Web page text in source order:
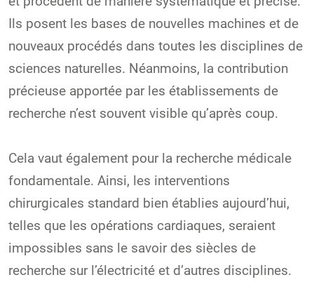
Ils posent les bases de nouvelles machines et de
nouveaux procédés dans toutes les disciplines de
sciences naturelles. Néanmoins, la contribution
précieuse apportée par les établissements de
recherche n’est souvent visible qu’après coup.
Cela vaut également pour la recherche médicale
fondamentale. Ainsi, les interventions
chirurgicales standard bien établies aujourd’hui,
telles que les opérations cardiaques, seraient
impossibles sans le savoir des siècles de
recherche sur l’électricité et d’autres disciplines.